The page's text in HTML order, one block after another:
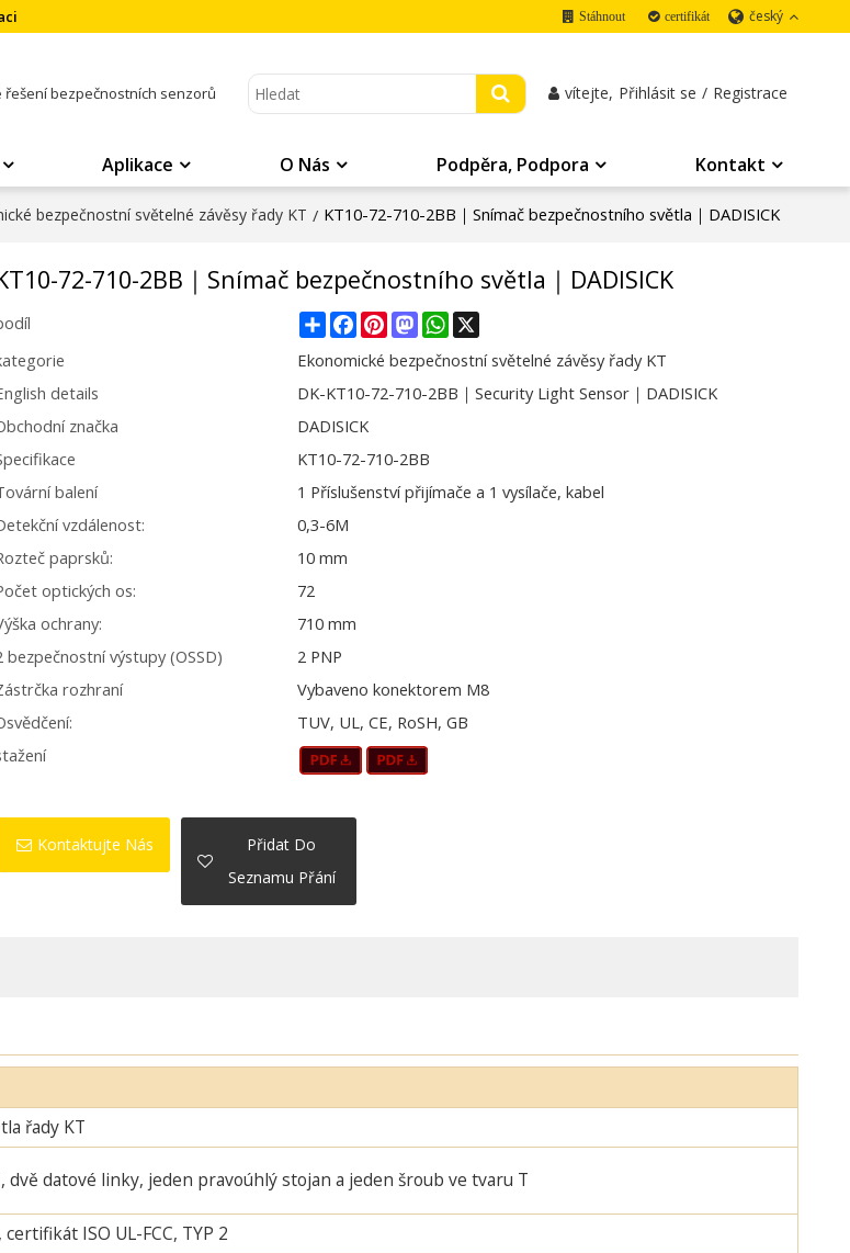
Stáhnout certifikát český
bezpečnostních senzorů vítejte, Přihlásit se / Registrace
Aplikace O Nás Podpěra, Podpora Kontakt
bezpečnostní světelné závěsy řady KT / KT10-72-710-2BB｜Snímač bezpečnostního světla｜DADISICK
72-710-2BB｜Snímač bezpečnostního světla｜DADISICK
ShareFacebook
PinterestMastodonWhatsApp
Ekonomické bezpečnostní světelné závěsy řady KT
details
DK-KT10-72-710-2BB｜Security Light Sensor｜DADISICK
značka
DADISICK
KT10-72-710-2BB
balení
1 Příslušenství přijímače a 1 vysílače, kabel
vzdálenost:
0,3-6M
paprsků:
10 mm
optických os:
72
ochrany:
710 mm
bezpečnostní výstupy (OSSD)
2 PNP
rozhraní
Vybaveno konektorem M8
TUV, UL, CE, RoSH, GB
Kontaktujte Nás
Přidat Do
Seznamu Přání
řady KT
dvě datové linky, jeden pravoúhlý stojan a jeden šroub ve tvaru T
ISO UL-FCC, TYP 2